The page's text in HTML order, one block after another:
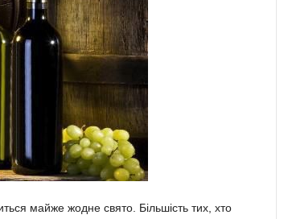
майже жодне свято. Більшість тих, хто